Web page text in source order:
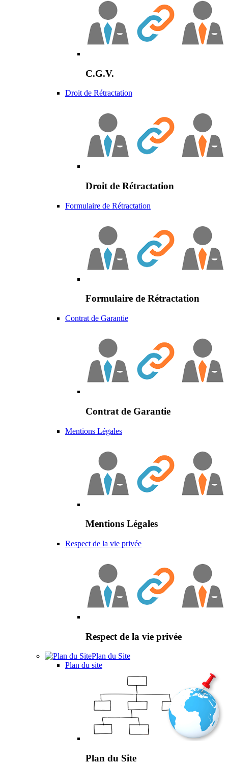
C.G.V.
Droit de Rétractation
Droit de Rétractation
Formulaire de Rétractation
Formulaire de Rétractation
Contrat de Garantie
Contrat de Garantie
Mentions Légales
Mentions Légales
Respect de la vie privée
Respect de la vie privée
Plan du Site
Plan du site
Plan du Site